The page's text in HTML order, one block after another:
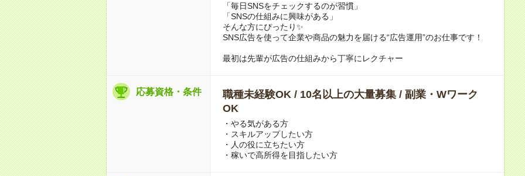
「毎日SNSをチェックするのが習慣」
「SNSの仕組みに興味がある」
そんな方にぴったり✨
SNS広告を使って企業や商品の魅力を届ける“広告運用”のお仕事です！
最初は先輩が広告の仕組みから丁寧にレクチャー
応募資格・条件
職種未経験OK / 10名以上の大量募集 / 副業・Wワーク
OK
・やる気がある方
・スキルアップしたい方
・人の役に立ちたい方
・稼いで高所得を目指したい方